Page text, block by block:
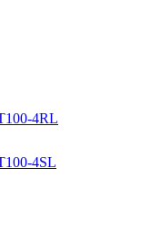
4RL
4SL